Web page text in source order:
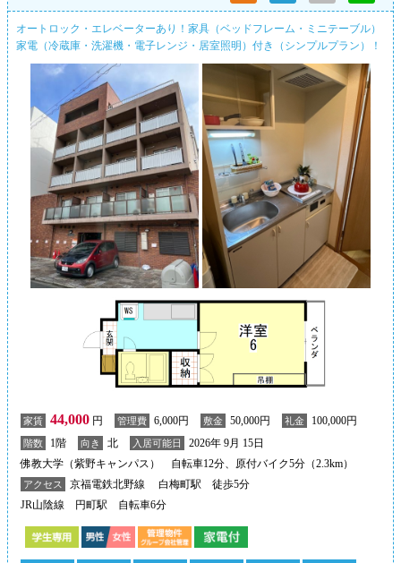
オートロック・エレベーターあり！家具（ベッドフレーム・ミニテーブル）
家電（冷蔵庫・洗濯機・電子レンジ・居室照明）付き（シンプルプラン）！
家賃 44,000 円 管理費 6,000円 敷金 50,000円 礼金 100,000円
階数 1階 向き 北 入居可能日
2026年 9月 15日
佛教大学（紫野キャンパス） 自転車12分、原付バイク5分（2.3km）
アクセス
京福電鉄北野線 白梅町駅 徒歩5分
JR山陰線 円町駅 自転車6分